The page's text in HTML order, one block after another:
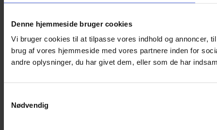
Denne hjemmeside bruger cookies
Vi bruger cookies til at tilpasse vores indhold og annoncer,
brug af vores hjemmeside med vores partnere inden for
andre oplysninger, du har givet dem, eller som de har
Nødvendig